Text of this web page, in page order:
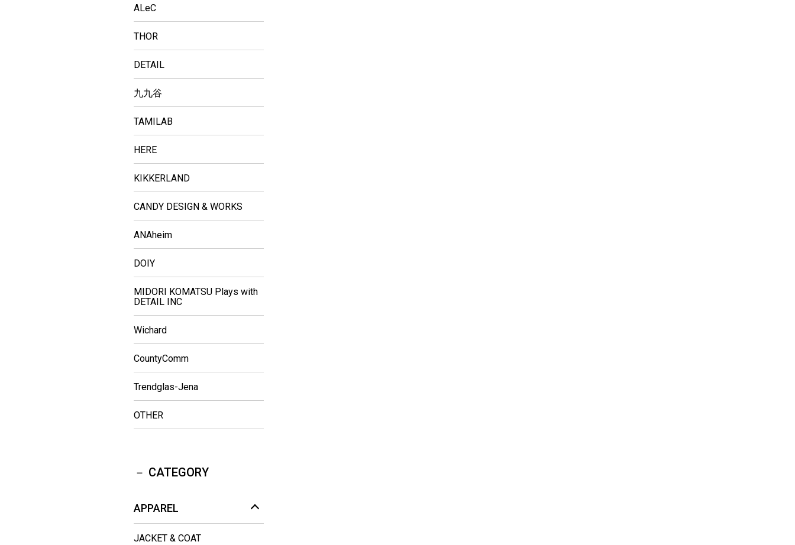
ALeC
THOR
DETAIL
九九谷
TAMILAB
HERE
KIKKERLAND
CANDY DESIGN & WORKS
ANAheim
DOIY
MIDORI KOMATSU Plays with
DETAIL INC
Wichard
CountyComm
Trendglas-Jena
OTHER
CATEGORY
APPAREL
JACKET & COAT